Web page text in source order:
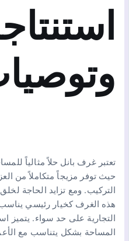
تعتبر غرف بانل حلاً مثالياً
حيث توفر مزيجاً متكاملاً من
التركيب. ومع تزايد الحاجة
هذه الغرف كخيار رئيسي يناسب
التجارية على حد سواء. يتميز
المساحة بشكل يتناسب مع